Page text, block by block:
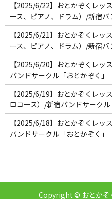
【2025/6/22】おとかぞくレッ
ース、ピアノ、ドラム）/新宿バ
【2025/6/21】おとかぞくレッ
ース、ピアノ、ドラム）/新宿バ
【2025/6/20】おとかぞくレッ
バンドサークル「おとかぞく」
【2025/6/19】おとかぞくレッ
ロコース）/新宿バンドサークル
【2025/6/18】おとかぞくレッ
バンドサークル「おとかぞく」
Copyright © おとかぞ